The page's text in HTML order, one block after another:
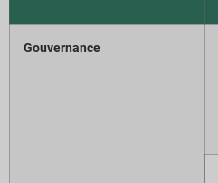
Objectifs et performances
Gouvernance